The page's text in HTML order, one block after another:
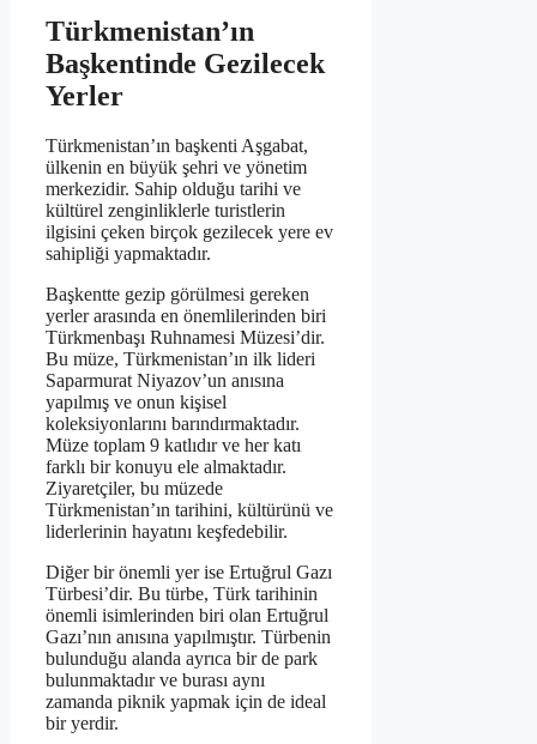
Türkmenistan’ın
Başkentinde Gezilecek
Yerler
Türkmenistan’ın başkenti Aşgabat,
ülkenin en büyük şehri ve yönetim
merkezidir. Sahip olduğu tarihi ve
kültürel zenginliklerle turistlerin
ilgisini çeken birçok gezilecek yere ev
sahipliği yapmaktadır.
Başkentte gezip görülmesi gereken
yerler arasında en önemlilerinden biri
Türkmenbaşı Ruhnamesi Müzesi’dir.
Bu müze, Türkmenistan’ın ilk lideri
Saparmurat Niyazov’un anısına
yapılmış ve onun kişisel
koleksiyonlarını barındırmaktadır.
Müze toplam 9 katlıdır ve her katı
farklı bir konuyu ele almaktadır.
Ziyaretçiler, bu müzede
Türkmenistan’ın tarihini, kültürünü ve
liderlerinin hayatını keşfedebilir.
Diğer bir önemli yer ise Ertuğrul Gazı
Türbesi’dir. Bu türbe, Türk tarihinin
önemli isimlerinden biri olan Ertuğrul
Gazı’nın anısına yapılmıştır. Türbenin
bulunduğu alanda ayrıca bir de park
bulunmaktadır ve burası aynı
zamanda piknik yapmak için de ideal
bir yerdir.